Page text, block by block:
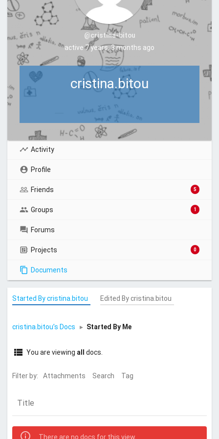
@cristina-bitou
active 7 years, 3 months ago
cristina.bitou
Activity
Profile
Friends 5
Groups 1
Forums
Projects 0
Documents
Started By cristina.bitou Edited By cristina.bitou
cristina.bitou’s Docs ▸ Started By Me
You are viewing all docs.
Filter by: Attachments Search Tag
Title
There are no docs for this view.